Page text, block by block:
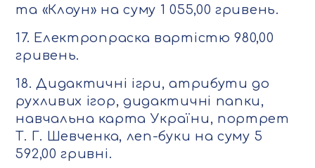
та «Клоун» на суму 1 055,00 гривень.
17. Електропраска вартістю 980,00
гривень.
18. Дидактичні ігри, атрибути до
рухливих ігор, дидактичні папки,
навчальна карта України, портрет
Т. Г. Шевченка, леп-буки на суму 5
592,00 гривні.